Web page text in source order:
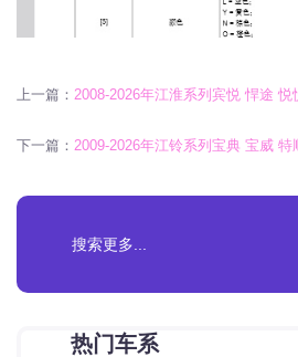
上一篇： 2008-2026年江淮系列宾悦 悍途
下一篇： 2009-2026年江铃系列宝典 宝威
热门车系